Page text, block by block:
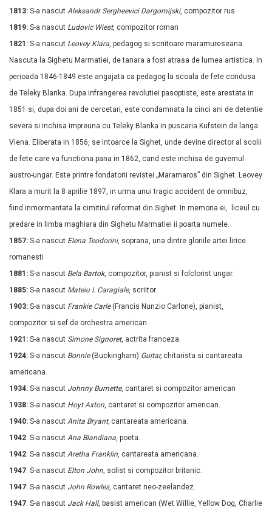
1813: S-a nascut Aleksandr Sergheevici Dargomijski, compozitor rus.
1819: S-a nascut Ludovic Wiest, compozitor roman
1821: S-a nascut Leovey Klara, pedagog si scriitoare maramureseana.
Nascuta la Sighetu Marmatiei, de tanara a fost atrasa de lumea artistica. In
perioada 1846-1849 este angajata ca pedagog la scoala de fete condusa
de Teleky Blanka. Dupa infrangerea revolutiei pasoptiste, este arestata in
1851 si, dupa doi ani de cercetari, este condamnata la cinci ani de detentie
severa si inchisa impreuna cu Teleky Blanka in puscaria Kufstein de langa
Viena. Eliberata in 1856, se intoarce la Sighet, unde devine director al scolii
de fete care va functiona pana in 1862, cand este inchisa de guvernul
austro-ungar. Este printre fondatorii revistei „Maramaros” din Sighet. Leovey
Klara a murit la 8 aprilie 1897, in urma unui tragic accident de omnibuz,
fiind inmormantata la cimitirul reformat din Sighet. In memoria ei, liceul cu
predare in limba maghiara din Sighetu Marmatiei ii poarta numele.
1857: S-a nascut Elena Teodorini, soprana, una dintre gloriile artei lirice
romanesti
1881: S-a nascut Bela Bartok, compozitor, pianist si folclorist ungar.
1885: S-a nascut Mateiu I. Caragiale, scriitor.
1903: S-a nascut Frankie Carle(Francis Nunzio Carlone), pianist,
compozitor si sef de orchestra american.
1921: S-a nascut Simone Signoret, actrita franceza.
1924: S-a nascut Bonnie(Buckingham) Guitar,chitarista si cantareata
americana.
1934: S-a nascut Johnny Burnette, cantaret si compozitor american
1938: S-a nascut Hoyt Axton, cantaret si compozitor american.
1940: S-a nascut Anita Bryant, cantareata americana.
1942: S-a nascut Ana Blandiana, poeta.
1942: S-a nascut Aretha Franklin, cantareata americana.
1947: S-a nascut Elton John, solist si compozitor britanic.
1947: S-a nascut John Rowles, cantaret neo-zeelandez.
1947: S-a nascut Jack Hall, basist american (Wet Willie, Yellow Dog, Charlie